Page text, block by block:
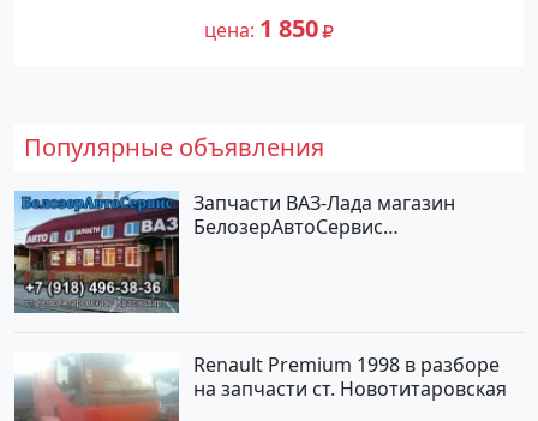
цена 1 850
Популярные объявления
Запчасти ВАЗ-Лада магазин
БелозерАвтоСервис
Renault Premium 1998 в разборе
на запчасти ст. Новотитаровская